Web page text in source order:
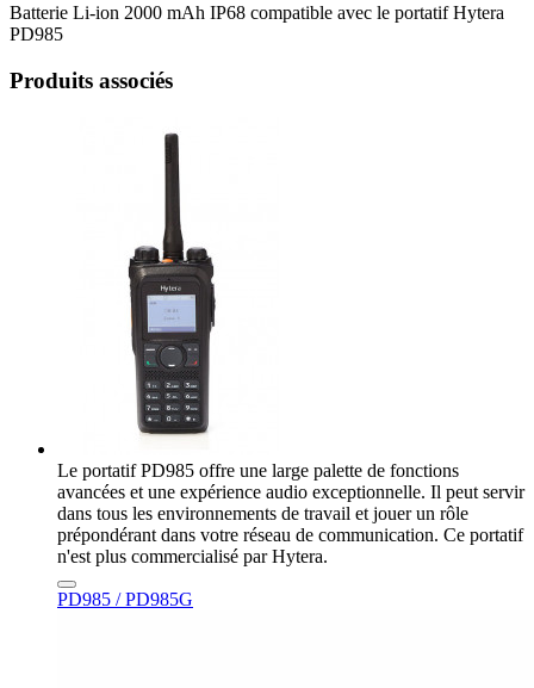
Batterie Li-ion 2000 mAh IP68 compatible avec le portatif Hytera
PD985
Produits associés
Le portatif PD985 offre une large palette de fonctions
avancées et une expérience audio exceptionnelle. Il peut servir
dans tous les environnements de travail et jouer un rôle
prépondérant dans votre réseau de communication. Ce portatif
n'est plus commercialisé par Hytera.
PD985 / PD985G